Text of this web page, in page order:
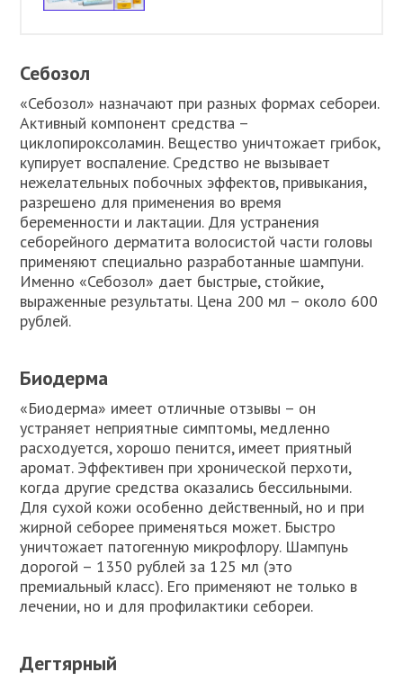
Себозол
«Себозол» назначают при разных формах себореи.
Активный компонент средства –
циклопироксоламин. Вещество уничтожает грибок,
купирует воспаление. Средство не вызывает
нежелательных побочных эффектов, привыкания,
разрешено для применения во время
беременности и лактации. Для устранения
себорейного дерматита волосистой части головы
применяют специально разработанные шампуни.
Именно «Себозол» дает быстрые, стойкие,
выраженные результаты. Цена 200 мл – около 600
рублей.
Биодерма
«Биодерма» имеет отличные отзывы – он
устраняет неприятные симптомы, медленно
расходуется, хорошо пенится, имеет приятный
аромат. Эффективен при хронической перхоти,
когда другие средства оказались бессильными.
Для сухой кожи особенно действенный, но и при
жирной себорее применяться может. Быстро
уничтожает патогенную микрофлору. Шампунь
дорогой – 1350 рублей за 125 мл (это
премиальный класс). Его применяют не только в
лечении, но и для профилактики себореи.
Дегтярный